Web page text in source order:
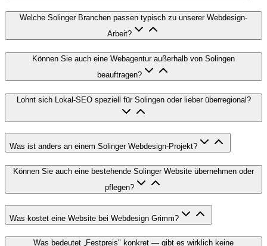
Welche Solinger Branchen passen typisch zu unserer Webdesign-
Arbeit?
Können Sie auch eine Webagentur außerhalb von Solingen
beauftragen?
Lohnt sich Lokal-SEO speziell für Solingen oder lieber überregional?
Was ist anders an einem Solinger Webdesign-Projekt?
Können Sie auch eine bestehende Solinger Website übernehmen oder
pflegen?
Was kostet eine Website bei Webdesign Grimm?
Was bedeutet „Festpreis" konkret — gibt es wirklich keine